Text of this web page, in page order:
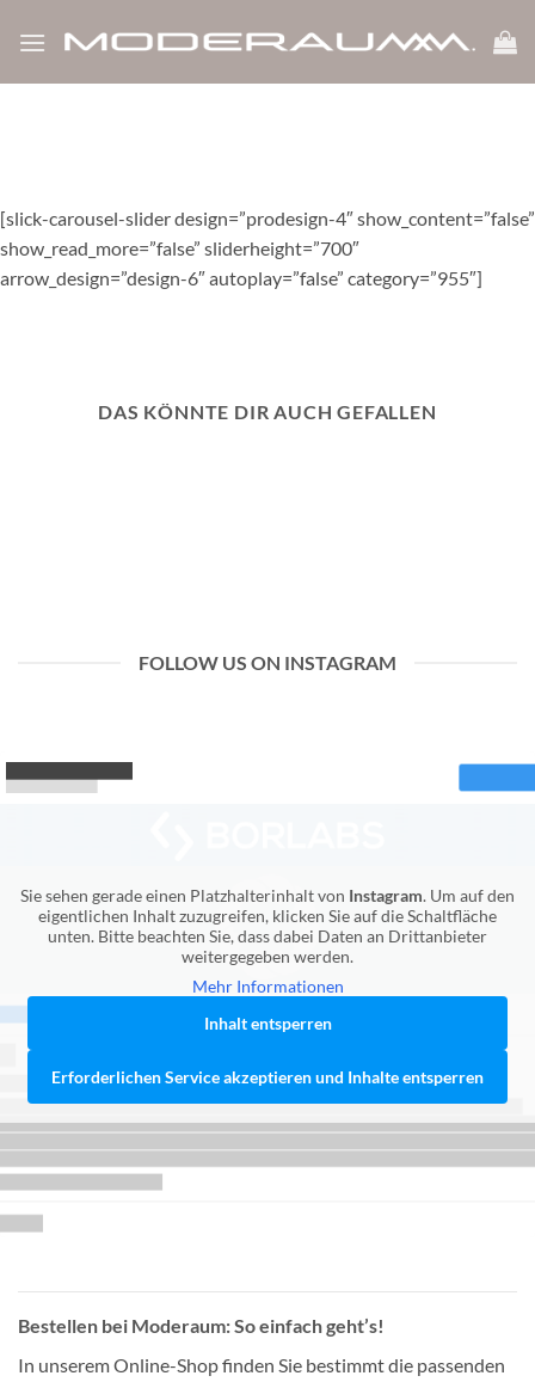
Inhalt
[slick-carousel-slider design=”prodesign-4″ show_content=”false”
show_read_more=”false” sliderheight=”700″
arrow_design=”design-6″ autoplay=”false” category=”955″]
bp_notify=”0″]
DAS KÖNNTE DIR AUCH GEFALLEN
FOLLOW US ON INSTAGRAM
Sie sehen gerade einen Platzhalterinhalt von Instagram. Um auf den
eigentlichen Inhalt zuzugreifen, klicken Sie auf die Schaltfläche
unten. Bitte beachten Sie, dass dabei Daten an Drittanbieter
weitergegeben werden.
Mehr Informationen
Inhalt entsperren
Erforderlichen Service akzeptieren und Inhalte entsperren
Bestellen bei Moderaum: So einfach geht’s!
In unserem Online-Shop finden Sie bestimmt die passenden